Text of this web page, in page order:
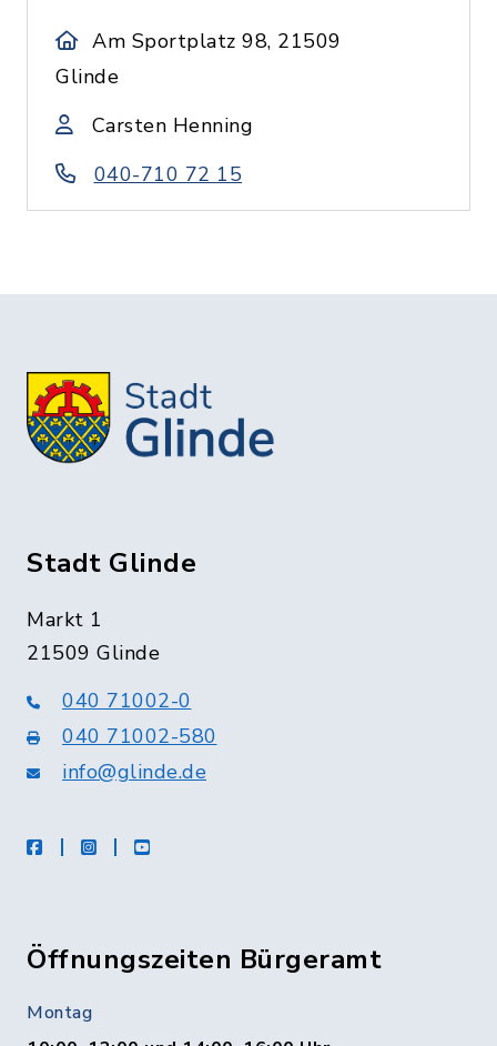
Am Sportplatz 98, 21509
Glinde
Carsten Henning
040-710 72 15
Stadt Glinde
Markt 1
21509 Glinde
040 71002-0
040 71002-580
info@glinde.de
facebookinstagramYoutube
Öffnungszeiten Bürgeramt
Montag